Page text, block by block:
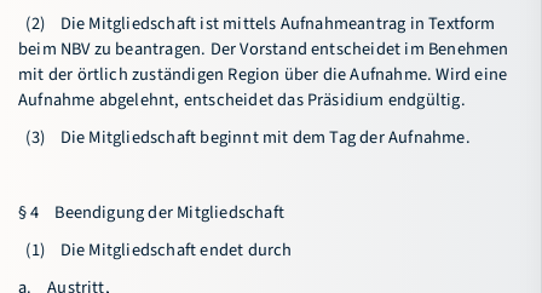
(2) Die Mitgliedschaft ist mittels Aufnahmeantrag in Textform
beim NBV zu beantragen. Der Vorstand entscheidet im Benehmen
mit der örtlich zuständigen Region über die Aufnahme. Wird eine
Aufnahme abgelehnt, entscheidet das Präsidium endgültig.
(3) Die Mitgliedschaft beginnt mit dem Tag der Aufnahme.
§ 4 Beendigung der Mitgliedschaft
(1) Die Mitgliedschaft endet durch
a. Austritt,